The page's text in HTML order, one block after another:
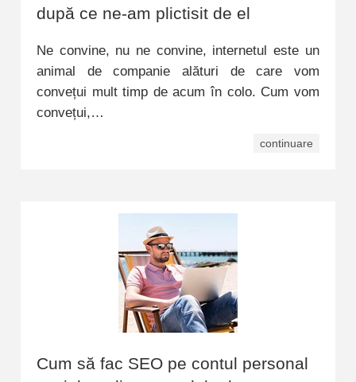
după ce ne-am plictisit de el
Ne convine, nu ne convine, internetul este un
animal de companie alături de care vom
convețui mult timp de acum în colo. Cum vom
convețui,…
continuare
Cum să fac SEO pe contul personal